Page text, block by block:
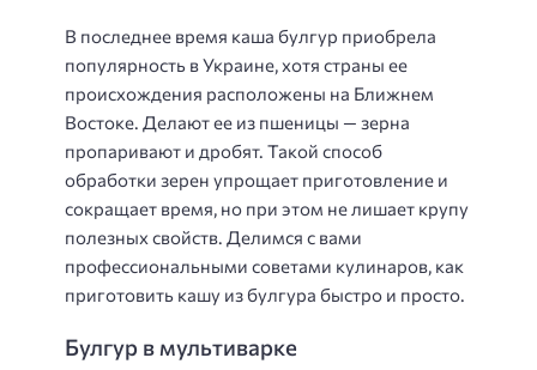
В последнее время каша булгур приобрела
популярность в Украине, хотя страны ее
происхождения расположены на Ближнем
Востоке. Делают ее из пшеницы — зерна
пропаривают и дробят. Такой способ
обработки зерен упрощает приготовление и
сокращает время, но при этом не лишает крупу
полезных свойств. Делимся с вами
профессиональными советами кулинаров, как
приготовить кашу из булгура быстро и просто.
Булгур в мультиварке